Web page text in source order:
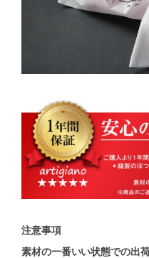
注意事項
素材の一番いい状態での出